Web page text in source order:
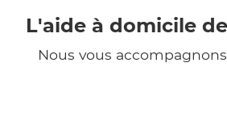
L'aide à domicile
Nous vous